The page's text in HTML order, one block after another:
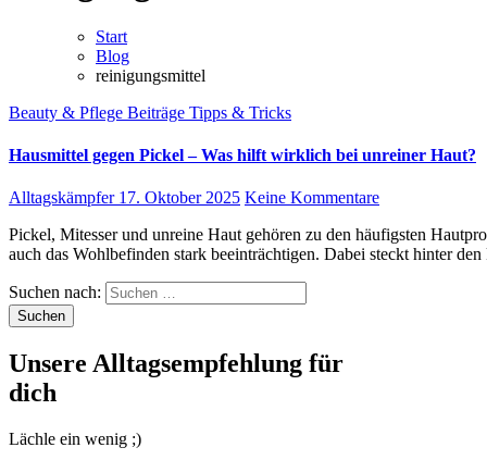
Start
Blog
reinigungsmittel
Beauty & Pflege Beiträge Tipps & Tricks
Hausmittel gegen Pickel – Was hilft wirklich bei unreiner Haut?
Alltagskämpfer 17. Oktober 2025 Keine Kommentare
Pickel, Mitesser und unreine Haut gehören zu den häufigsten Hautproblemen – und sie können nicht nur das Aussehen, sondern
auch das Wohlbefinden stark beeinträchtigen. Dabei steckt hinter
Suchen nach:
Unsere Alltagsempfehlung für
dich
Lächle ein wenig ;)